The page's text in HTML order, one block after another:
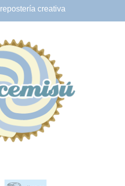
repostería creativa